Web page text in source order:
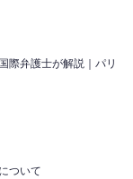
際弁護士が解説｜パリ
ついて